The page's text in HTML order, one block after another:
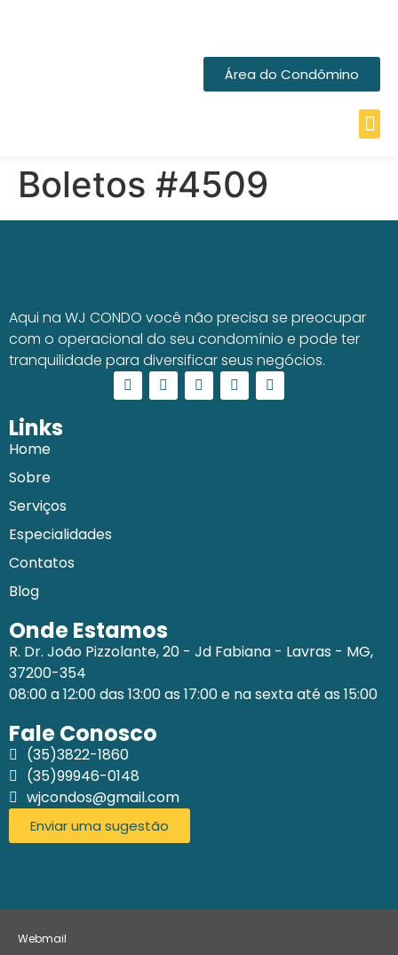
Área do Condômino
Boletos #4509
Aqui na WJ CONDO você não precisa se preocupar
com o operacional do seu condomínio e pode ter
tranquilidade para diversificar seus negócios.
Links
Home
Sobre
Serviços
Especialidades
Contatos
Blog
Onde Estamos
R. Dr. João Pizzolante, 20 - Jd Fabiana - Lavras - MG,
37200-354
08:00 a 12:00 das 13:00 as 17:00 e na sexta até as 15:00
Fale Conosco
(35)3822-1860
(35)99946-0148
wjcondos@gmail.com
Enviar uma sugestão
Webmail